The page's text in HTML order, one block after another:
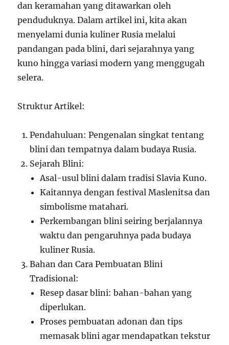
dan keramahan yang ditawarkan oleh
penduduknya. Dalam artikel ini, kita akan
menyelami dunia kuliner Rusia melalui
pandangan pada blini, dari sejarahnya yang
kuno hingga variasi modern yang menggugah
selera.
Struktur Artikel:
Pendahuluan: Pengenalan singkat tentang
blini dan tempatnya dalam budaya Rusia.
Sejarah Blini:
Asal-usul blini dalam tradisi Slavia Kuno.
Kaitannya dengan festival Maslenitsa dan
simbolisme matahari.
Perkembangan blini seiring berjalannya
waktu dan pengaruhnya pada budaya
kuliner Rusia.
Bahan dan Cara Pembuatan Blini
Tradisional:
Resep dasar blini: bahan-bahan yang
diperlukan.
Proses pembuatan adonan dan tips
memasak blini agar mendapatkan tekstur